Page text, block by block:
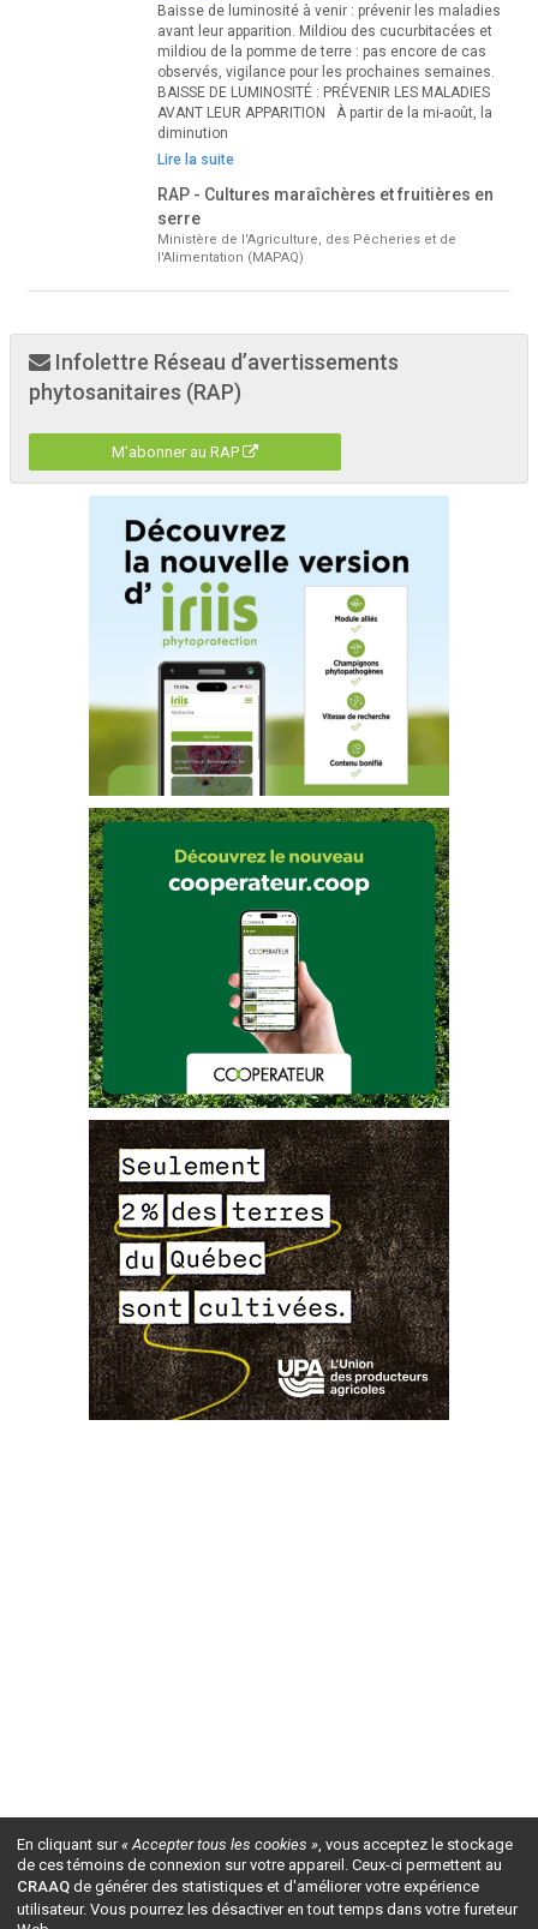
Baisse de luminosité à venir : prévenir les maladies
avant leur apparition. Mildiou des cucurbitacées et
mildiou de la pomme de terre : pas encore de cas
observés, vigilance pour les prochaines semaines.
BAISSE DE LUMINOSITÉ : PRÉVENIR LES MALADIES
AVANT LEUR APPARITION À partir de la mi-août, la
diminution
Lire la suite
RAP - Cultures maraîchères et fruitières en
serre
Ministère de l'Agriculture, des Pêcheries et de
l'Alimentation (MAPAQ)
Infolettre Réseau d’avertissements
phytosanitaires (RAP)
M'abonner au RAP
En cliquant sur« Accepter tous les cookies », vous acceptez le stockage
de ces témoins de connexion sur votre appareil. Ceux-ci permettent au
CRAAQ de générer des statistiques et d'améliorer votre expérience
utilisateur. Vous pourrez les désactiver en tout temps dans votre fureteur